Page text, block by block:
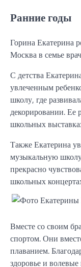
Ранние годы
Горина Екатерина
Москва в семье
С детства
увлеченным
школу, где
декорировании. Ее
школьных
Также Екатерина
музыкальную
прекрасно
школьных
Вместе со своим
спортом. Они
плаванием.
здоровье и